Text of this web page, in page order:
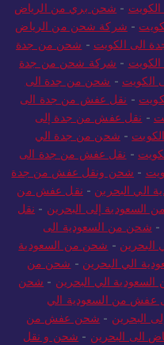
- شحن بري من الرياض
- شركة شحن من الرياض
الى الكويت - شحن من جدة
- شركة شحن من جدة
الكويت - شحن من جدة الى
- نقل عفش من جدة الى
- نقل عفش من جدة إلى
- شحن من جدة الي
- نقل عفش من جدة الى
- شحن ونقل عفش من جدة
الي البحرين - نقل عفش من
إلى البحرين - نقل
- شحن من السعودية الى
- شحن من السعودية
الي البحرين - شحن من
الي البحرين - شحن
عفش من السعودية الي
البحرين - شحن عفش من
الى البحرين - شحن و نقل